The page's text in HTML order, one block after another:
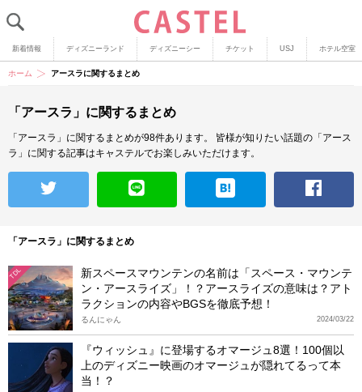
新着情報 ディズニーランド ディズニーシー チケット USJ ホテル空室
ホーム アースラに関するまとめ
「アースラ」に関するまとめ
「アースラ」に関するまとめが98件あります。
皆様が知りたい話題の「アース
ラ」に関する記事はキャステルでお楽しみいただけます。
「アースラ」に関するまとめ
TDL
新スペースマウンテンの名前は「スペース・マウンテ
ン・アースライズ」！？アースライズの意味は？アト
ラクションの内容やBGSを徹底予想！
2024/03/22
るんにゃん
『ウィッシュ』に登場するオマージュ8選！100個以
上のディズニー映画のオマージュが隠れてるって本
当！？